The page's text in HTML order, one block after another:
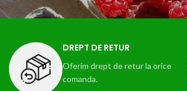
DREPT DE RETUR
Oferim drept de retur la orice
comanda.